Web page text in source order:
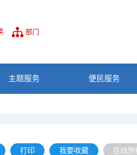
部门
主题服务 便民服务
打印 我要收藏 在线预